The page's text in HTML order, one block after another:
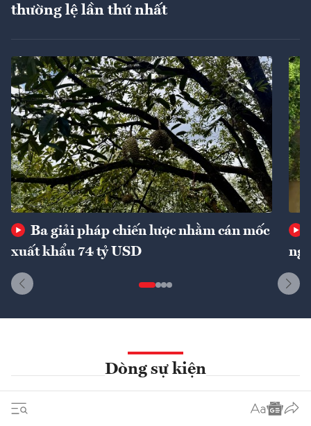
thường lệ lần thứ nhất
Ba giải pháp chiến lược nhằm cán mốc
xuất khẩu 74 tỷ USD
Dòng sự kiện